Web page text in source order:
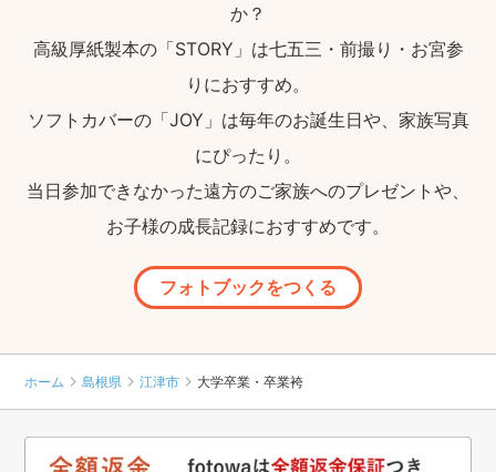
か？
高級厚紙製本の「STORY」は七五三・前撮り・お宮参
りにおすすめ。
ソフトカバーの「JOY」は毎年のお誕生日や、家族写真
にぴったり。
当日参加できなかった遠方のご家族へのプレゼントや、
お子様の成長記録におすすめです。
フォトブックをつくる
ホーム 島根県 江津市 大学卒業・卒業袴